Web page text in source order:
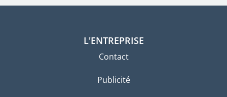
L'ENTREPRISE
Contact
Publicité